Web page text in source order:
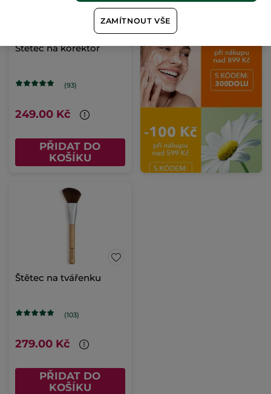
Štětec na korektor
(93)
249.00 Kč
PŘIDAT DO
KOŠÍKU
Štětec na tvářenku
(103)
279.00 Kč
PŘIDAT DO
KOŠÍKU
ZAMÍTNOUT VŠE